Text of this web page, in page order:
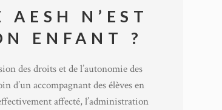
N’EST
ENFANT ?
des droits et de l’autonomie des
d’un accompagnant des élèves en
affecté, l’administration